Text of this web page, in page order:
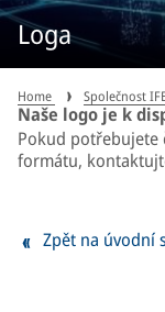
Loga
Home Společnost
Naše logo je k
Pokud
formátu,
Zpět na úvodní